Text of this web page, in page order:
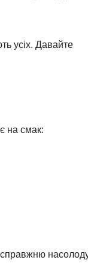
усіх. Давайте
на смак:
справжню